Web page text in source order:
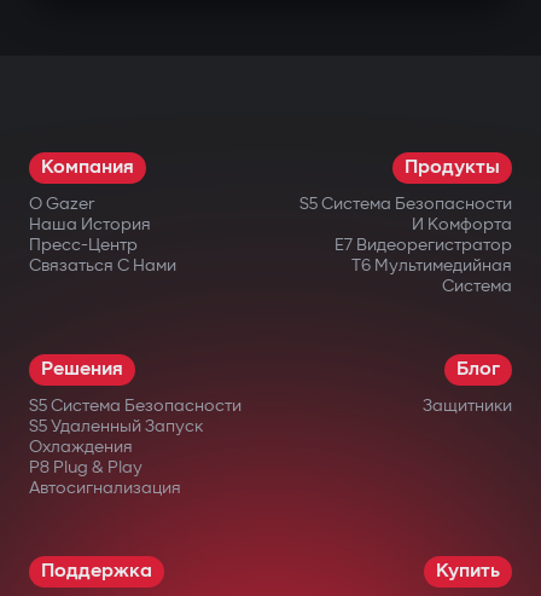
Компания
О Gazer
Наша История
Пресс-Центр
Связаться С Нами
Продукты
S5 Система Безопасности
И Комфорта
E7 Видеорегистратор
T6 Мультимедийная
Система
Решения
S5 Система Безопасности
S5 Удаленный Запуск
Охлаждения
P8 Plug & Play
Автосигнализация
Блог
Защитники
Поддержка Купить